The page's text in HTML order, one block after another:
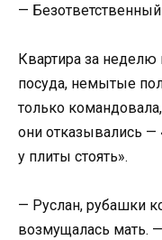
—
Квартира за неделю
посуда, немытые
только
они отказывались —
у плиты стоять».
— Руслан, рубашки
возмущалась мать.